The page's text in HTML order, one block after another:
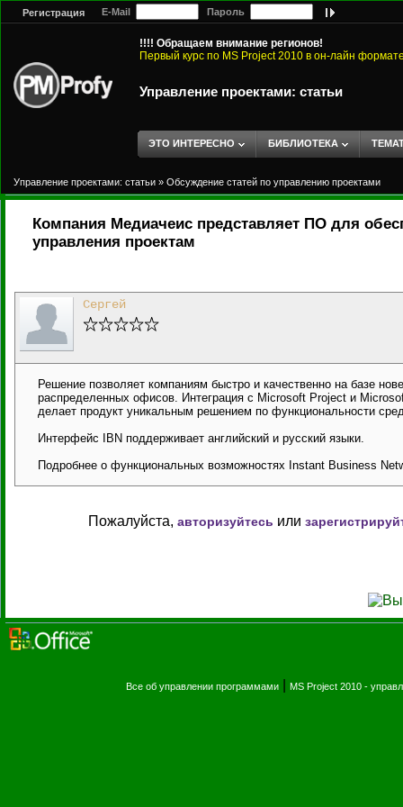
Регистрация E-Mail Пароль
!!!! Обращаем внимание регионов!
Первый курс по MS Project 2010 в он-лайн
Управление проектами: статьи
ЭТО ИНТЕРЕСНО БИБЛИОТЕКА
Управление проектами: статьи » Обсуждение статей по управлению проектами
Компания Медиачеис представляет ПО для
управления проектам
Сергей
Решение позволяет компаниям быстро и качественно на базе
распределенных офисов. Интеграция с Microsoft Project и
делает продукт уникальным решением по функциональности
Интерфейс IBN поддерживает английский и русский языки.
Подробнее о функциональных возможностях Instant Business
Пожалуйста, авторизуйтесь или
Все об управлении программами MS Project 2010 -